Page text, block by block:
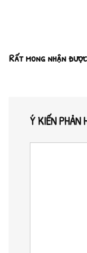
Rất mong nhận
Ý KIẾN PHẢN